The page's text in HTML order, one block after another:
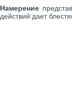
Намерение
действий дает